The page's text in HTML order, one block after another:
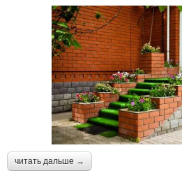
читать дальше →